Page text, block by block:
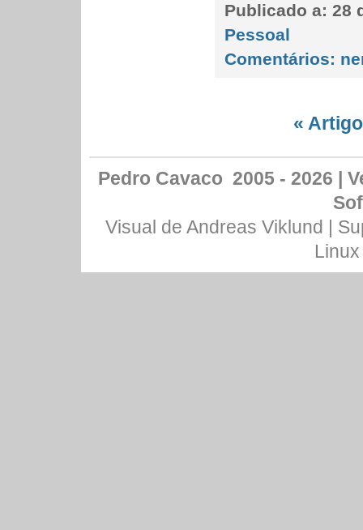
Publicado a: 28
Pessoal
Comentários:
«
Pedro Cavaco 2005 - 2026 |
Visual de Andreas Viklund |
Linux